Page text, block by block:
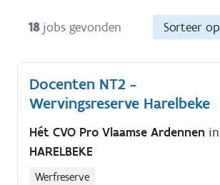
18 jobs gevonden Sorteer op
Docenten NT2 -
Wervingsreserve Harelbeke
Hét CVO Pro Vlaamse Ardennen in
HARELBEKE
Werfreserve